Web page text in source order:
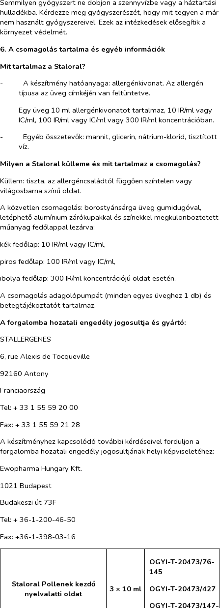
Semmilyen gyógyszert ne dobjon a szennyvízbe vagy a háztartási
hulladékba. Kérdezze meg gyógyszerészét, hogy mit tegyen a már
nem használt gyógyszereivel. Ezek az intézkedések elősegítik a
környezet védelmét.
6. A csomagolás tartalma és egyéb információk
Mit tartalmaz a Staloral?
-​
A készítmény hatóanyaga: allergénkivonat. Az allergén
típusa az üveg címkéjén van feltüntetve.
Egy üveg 10 ml allergénkivonatot tartalmaz, 10 IR/ml vagy
IC/ml, 100 IR/ml vagy IC/ml vagy 300 IR/ml koncentrációban.
-​
Egyéb összetevők: mannit, glicerin, nátrium-klorid, tisztított
víz.
Milyen a Staloral külleme és mit tartalmaz a csomagolás?
Küllem: tiszta, az allergéncsaládtól függően színtelen vagy
világosbarna színű oldat.
A közvetlen csomagolás: borostyánsárga üveg gumidugóval,
letéphető alumínium zárókupakkal és színekkel megkülönböztetett
műanyag fedőlappal lezárva:
kék fedőlap: 10 IR/ml vagy IC/ml,
piros fedőlap: 100 IR/ml vagy IC/ml,
ibolya fedőlap: 300 IR/ml koncentrációjú oldat esetén.
A csomagolás adagolópumpát (minden egyes üveghez 1 db) és
betegtájékoztatót tartalmaz.
A forgalomba hozatali engedély jogosultja és gyártó:
STALLERGENES
6, rue Alexis de Tocqueville
92160 Antony
Franciaország
Tel: + 33 1 55 59 20 00
Fax: + 33 1 55 59 21 28
A készítményhez kapcsolódó további kérdéseivel forduljon a
forgalomba hozatali engedély jogosultjának helyi képviseletéhez:
Ewopharma Hungary Kft.
1021 Budapest
Budakeszi út 73F
Tel: + 36-1-200-46-50
Fax: +36-1-398-03-16
Staloral Pollenek kezdő
nyelvalatti oldat
3 × 10 ml
OGYI-T-20473/76-
145
OGYI-T-20473/427
OGYI-T-20473/147-